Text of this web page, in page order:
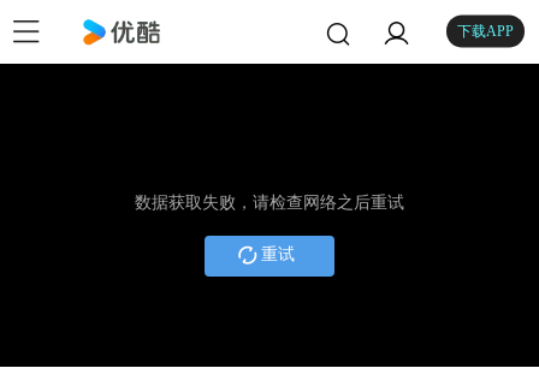
下载APP
数据获取失败，请检查网络之后重试
重试